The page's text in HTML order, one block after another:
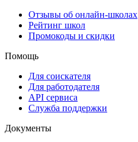
Отзывы об онлайн-школах
Рейтинг школ
Промокоды и скидки
Помощь
Для соискателя
Для работодателя
API сервиса
Служба поддержки
Документы